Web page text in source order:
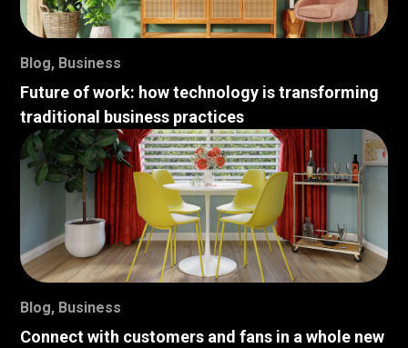
Blog, Business
Future of work: how technology is transforming
traditional business practices
Blog, Business
Connect with customers and fans in a whole new